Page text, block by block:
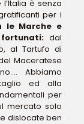
è senza
per i
le Marche e
dal
al Tartufo di
Maceratese
Abbiamo
ed alla
per
mercato solo
dislocate ben